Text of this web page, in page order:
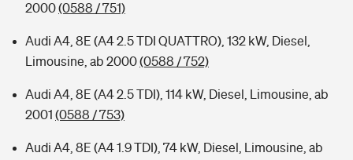
2000(0588 / 751)
Audi A4, 8E (A4 2.5 TDI QUATTRO), 132 kW, Diesel,
Limousine, ab 2000(0588 / 752)
Audi A4, 8E (A4 2.5 TDI), 114 kW, Diesel, Limousine, ab
2001 (0588 / 753)
Audi A4, 8E (A4 1.9 TDI), 74 kW, Diesel, Limousine, ab